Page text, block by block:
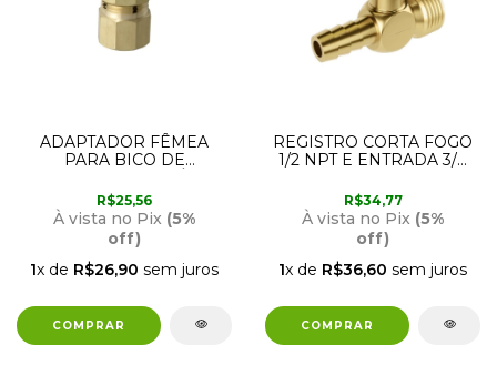
ADAPTADOR FÊMEA
PARA BICO DE
BSP (F) X TM 3/8 (F)
180116-21 BLUKIT
R$25,56
À vista no Pix (5%
off)
1x de R$26,90 sem juros
REGISTRO CORTA FOGO
1/2 NPT E ENTRADA 3/8
ROCO
R$34,77
À vista no Pix (5%
off)
1x de R$36,60 sem juros